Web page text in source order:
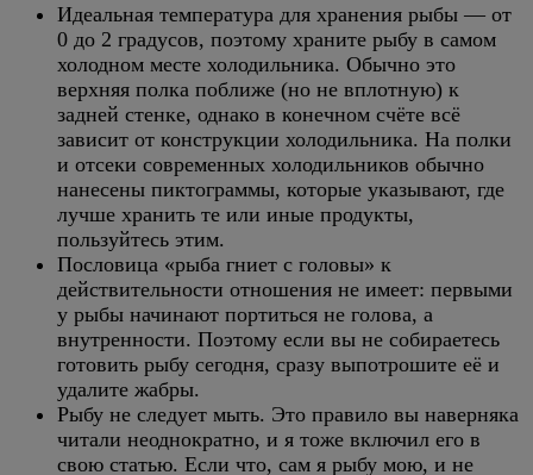
Идеальная температура для хранения рыбы — от
0 до 2 градусов, поэтому храните рыбу в самом
холодном месте холодильника. Обычно это
верхняя полка поближе (но не вплотную) к
задней стенке, однако в конечном счёте всё
зависит от конструкции холодильника. На полки
и отсеки современных холодильников обычно
нанесены пиктограммы, которые указывают, где
лучше хранить те или иные продукты,
пользуйтесь этим.
Пословица «рыба гниет с головы» к
действительности отношения не имеет: первыми
у рыбы начинают портиться не голова, а
внутренности. Поэтому если вы не собираетесь
готовить рыбу сегодня, сразу выпотрошите её и
удалите жабры.
Рыбу не следует мыть. Это правило вы наверняка
читали неоднократно, и я тоже включил его в
свою статью. Если что, сам я рыбу мою, и не